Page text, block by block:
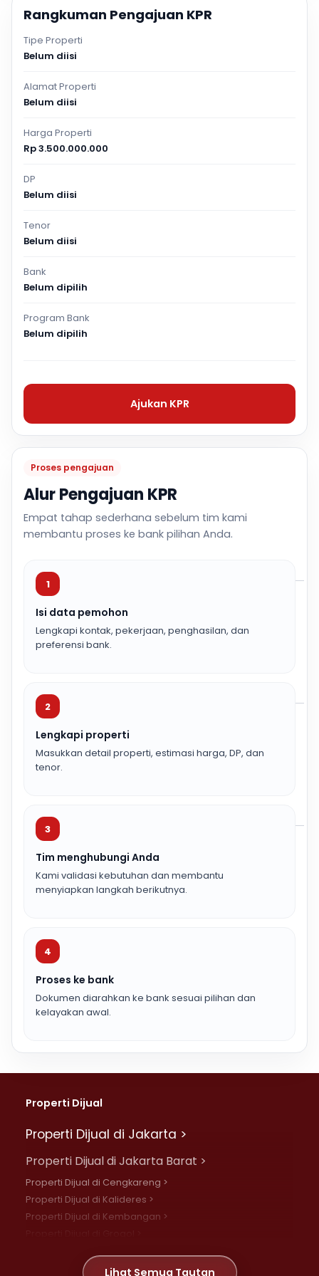
Proses pengajuan
Alur Pengajuan KPR
Empat tahap sederhana sebelum tim kami
membantu proses ke bank pilihan Anda.
1
Isi data pemohon
Lengkapi kontak, pekerjaan, penghasilan, dan
preferensi bank.
2
Lengkapi properti
Masukkan detail properti, estimasi harga, DP, dan
tenor.
3
Tim menghubungi Anda
Kami validasi kebutuhan dan membantu
menyiapkan langkah berikutnya.
4
Proses ke bank
Dokumen diarahkan ke bank sesuai pilihan dan
kelayakan awal.
Rangkuman Pengajuan KPR
Tipe Properti
Belum diisi
Alamat Properti
Belum diisi
Harga Properti
Rp 3.500.000.000
DP
Belum diisi
Tenor
Belum diisi
Bank
Belum dipilih
Program Bank
Belum dipilih
Ajukan KPR
Properti Dijual
Properti Dijual di Jakarta >
Properti Dijual di Jakarta Barat >
Properti Dijual di Cengkareng >
Properti Dijual di Kalideres >
Properti Dijual di Kembangan >
Properti Dijual di Meruya >Lihat Semua Tautan